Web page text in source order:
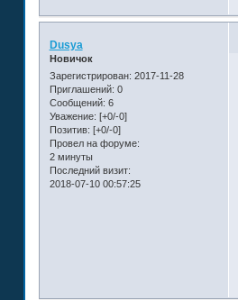
Dusya
Новичок
Зарегистрирован: 2017-11-28
Приглашений: 0
Сообщений: 6
Уважение: [+0/-0]
Позитив: [+0/-0]
Провел на форуме:
2 минуты
Последний визит:
2018-07-10 00:57:25